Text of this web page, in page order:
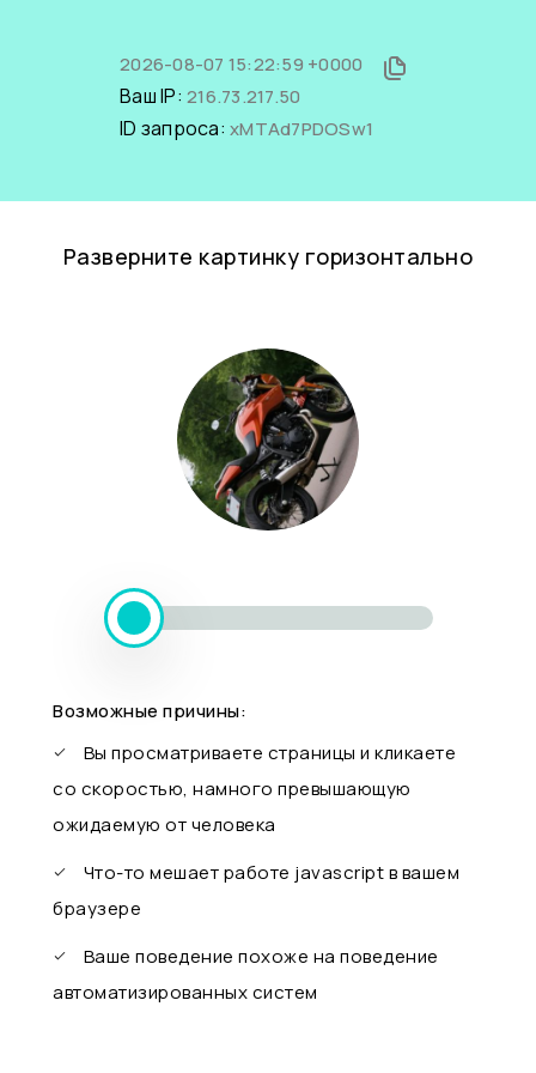
2026-08-07 15:22:59 +0000
Ваш IP: 216.73.217.50
ID запроса: xMTAd7PDOSw1
Разверните картинку горизонтально
Возможные причины:
Вы просматриваете страницы и кликаете
со скоростью, намного превышающую
ожидаемую от человека
Что-то мешает работе javascript в вашем
браузере
Ваше поведение похоже на поведение
автоматизированных систем